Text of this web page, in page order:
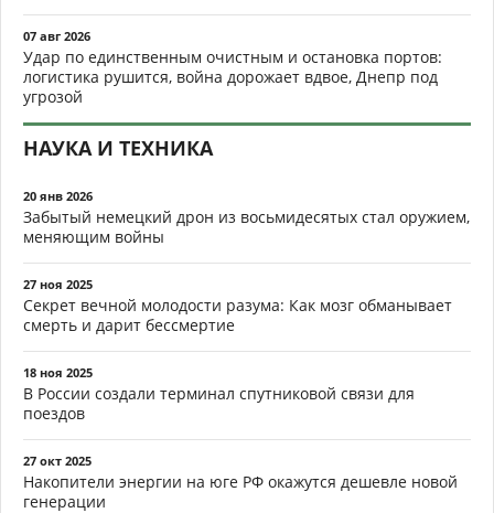
07 авг 2026
Удар по единственным очистным и остановка портов:
логистика рушится, война дорожает вдвое, Днепр под
угрозой
НАУКА И ТЕХНИКА
20 янв 2026
Забытый немецкий дрон из восьмидесятых стал оружием,
меняющим войны
27 ноя 2025
Секрет вечной молодости разума: Как мозг обманывает
смерть и дарит бессмертие
18 ноя 2025
В России создали терминал спутниковой связи для
поездов
27 окт 2025
Накопители энергии на юге РФ окажутся дешевле новой
генерации